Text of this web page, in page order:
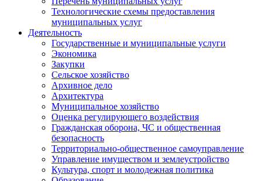
Технологические схемы предоставления
муниципальных услуг
Деятельность
Государственные и муниципальные услуги
Экономика
Закупки
Сельское хозяйство
Архивное дело
Архитектура
Муниципальное хозяйство
Оценка регулирующего воздействия
Гражданская оборона, ЧС и общественная
безопасность
Территориально-общественное самоуправление
Управление имуществом и землеустройство
Культура, спорт и молодежная политика